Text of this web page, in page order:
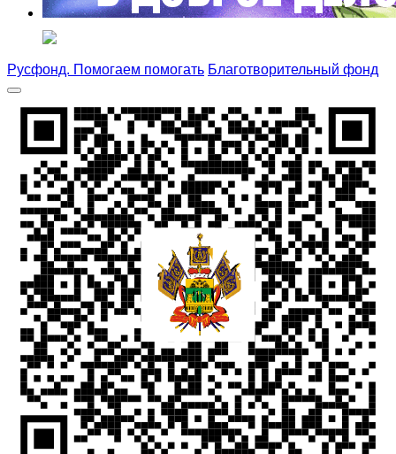
Русфонд. Помогаем помогать Благотворительный фонд